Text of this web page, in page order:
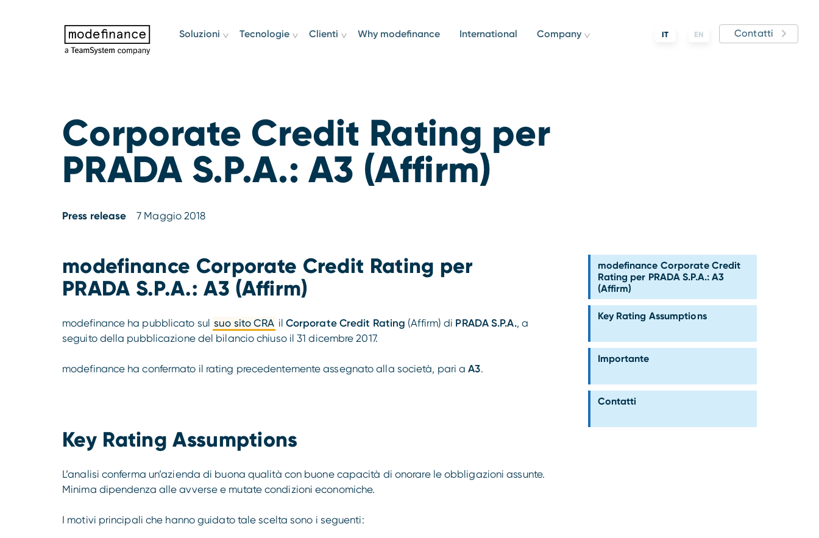
IT EN Contatti
Soluzioni Tecnologie Clienti Why modefinance International Company
Corporate Credit Rating per
PRADA S.P.A.: A3 (Affirm)
Press release 7 Maggio 2018
modefinance Corporate Credit Rating per
PRADA S.P.A.: A3 (Affirm)
modefinance ha pubblicato sul suo sito CRA il Corporate Credit Rating (Affirm) di PRADA S.P.A., a
seguito della pubblicazione del bilancio chiuso il 31 dicembre 2017.
modefinance ha confermato il rating precedentemente assegnato alla società, pari aA3.
Key Rating Assumptions
L’analisi conferma un’azienda di buona qualità con buone capacità di onorare le obbligazioni assunte.
Minima dipendenza alle avverse e mutate condizioni economiche.
I motivi principali che hanno guidato tale scelta sono i seguenti:
modefinance Corporate Credit
Rating per PRADA S.P.A.: A3
(Affirm)
Key Rating Assumptions
Importante
Contatti